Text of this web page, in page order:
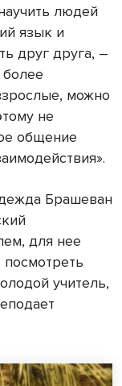
людей
язык и
друг друга, –
можно
не
общение
Брашеван
для нее
учитель,